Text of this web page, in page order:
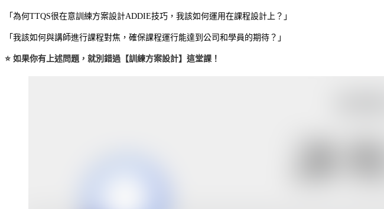
「為何TTQS很在意訓練方案設計ADDIE技巧，我該如何運用在課程設計上？」
「我該如何與講師進行課程對焦，確保課程運行能達到公司和學員的期待？」
⭐ 如果你有上述問題，就別錯過【訓練方案設計】這堂課！